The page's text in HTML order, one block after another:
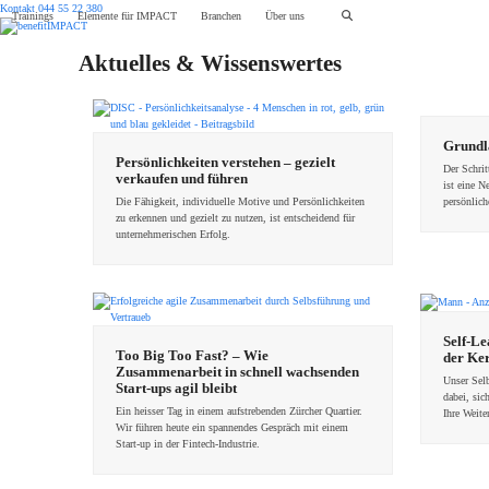
Skip
to
Kontakt 044 55 22 380
Trainings Elemente für IMPACT Branchen Über uns
Aktuelles & Wissenswertes
Persönlichkeiten verstehen – gezielt
verkaufen und führen
Die Fähigkeit, individuelle Motive und Persönlichkeiten
zu erkennen und gezielt zu nutzen, ist entscheidend für
unternehmerischen Erfolg.
Der
ist eine
Too Big Too Fast? – Wie
Zusammenarbeit in schnell wachsenden
Start-ups agil bleibt
Ein heisser Tag in einem aufstrebenden Zürcher Quartier.
Wir führen heute ein spannendes Gespräch mit einem
Start-up in der Fintech-Industrie.
Self-
der
Unser
dabei,
Ihre